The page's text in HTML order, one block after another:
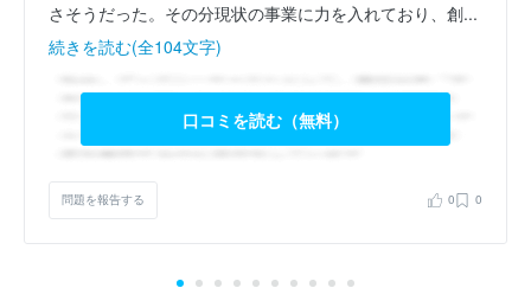
さそうだった。その分現状の事業に力を入れており、創...
続きを読む(全104文字)
口コミを読む（無料）
問題を報告する 0 0